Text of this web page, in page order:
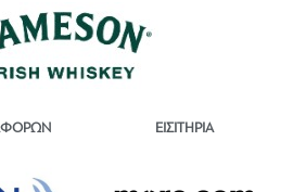
ΕΙΣΙΤΗΡΙΑ